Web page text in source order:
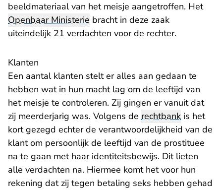
beeldmateriaal van het meisje aangetroffen. Het
Openbaar Ministerie bracht in deze zaak
uiteindelijk 21 verdachten voor de rechter.
Klanten
Een aantal klanten stelt er alles aan gedaan te
hebben wat in hun macht lag om de leeftijd van
het meisje te controleren. Zij gingen er vanuit dat
zij meerderjarig was. Volgens de rechtbank is het
kort gezegd echter de verantwoordelijkheid van de
klant om persoonlijk de leeftijd van de prostituee
na te gaan met haar identiteitsbewijs. Dit lieten
alle verdachten na. Hiermee komt het voor hun
rekening dat zij tegen betaling seks hebben gehad